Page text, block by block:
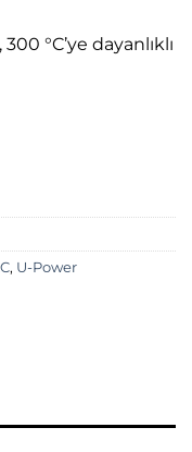
°C’ye dayanlıklı
, U-Power